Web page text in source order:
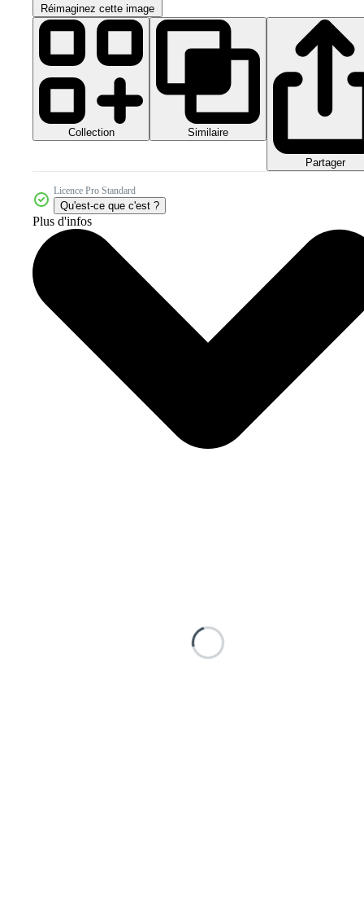
Réimaginez cette image
Collection Similaire
Partager
Licence Pro Standard
Qu'est-ce que c'est ?
Plus d'infos